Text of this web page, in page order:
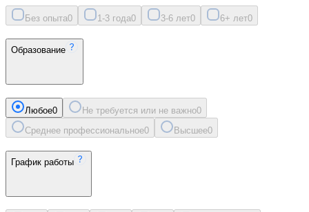
Без опыта0 1-3 года0 3-6 лет0 6+ лет0
Образование
Любое0 Не требуется или не важно0
Среднее профессиональное0 Высшее0
График работы